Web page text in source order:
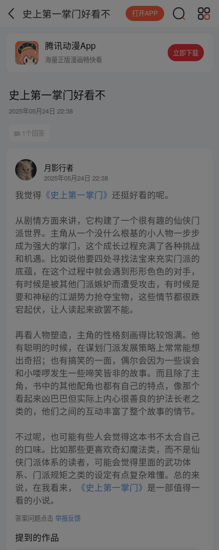
史上第一掌门好看不 打开APP
腾讯动漫App
海量正版漫画畅快看
立即下载
史上第一掌门好看不
2025年05月24日 22:38
1个回答
月影行者
2025年05月24日 22:38
我觉得 《史上第一掌门》 还挺好看的呢。
从剧情方面来讲，它构建了一个很有趣的仙侠门
派世界。主角从一个没什么根基的小人物一步步
成为强大的掌门，这个成长过程充满了各种挑战
和机遇。比如说他要四处寻找法宝来充实门派的
底蕴，在这个过程中就会遇到形形色色的对手，
有时候是被其他门派嫉妒而遭受攻击，有时候是
要和神秘的江湖势力抢夺宝物，这些情节都很跌
宕起伏，让人读起来欲罢不能。
再看人物塑造，主角的性格刻画得比较饱满。他
有聪明的时候，在谋划门派发展策略上常常能想
出奇招；也有搞笑的一面，偶尔会因为一些误会
和小喽啰发生一些啼笑皆非的故事。而且除了主
角，书中的其他配角也都有自己的特点，像那个
看起来凶巴巴但实际上内心很善良的护法长老之
类的，他们之间的互动丰富了整个故事的情节。
不过呢，也可能有些人会觉得这本书不太合自己
的口味。比如那些更喜欢奇幻魔法类，而不是仙
侠门派体系的读者，可能会觉得里面的武功体
系、门派规矩之类的设定有点复杂难懂。总的来
说，在我看来，
《史上第一掌门》 是一部值得一
看的小说。
答案问题点击 举报反馈
提到的作品